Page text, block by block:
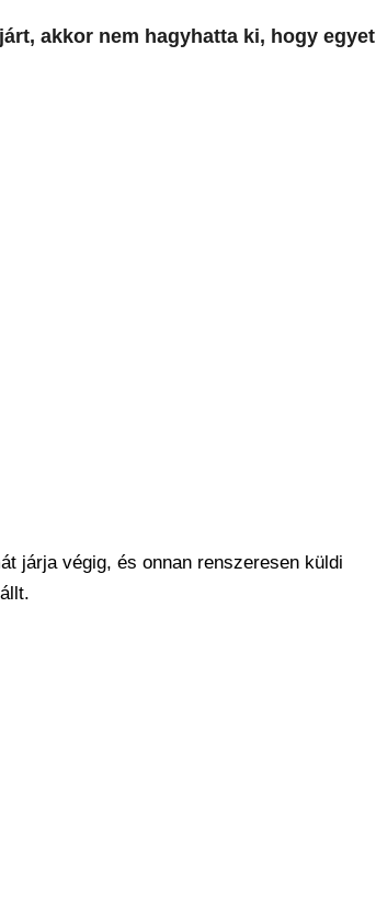
akkor nem hagyhatta ki, hogy egyet
járja végig, és onnan renszeresen küldi